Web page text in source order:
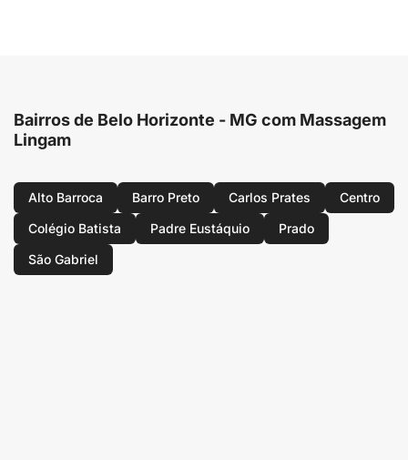
Bairros de Belo Horizonte - MG com Massagem
Lingam
Alto Barroca Barro Preto Carlos Prates
Centro
Colégio Batista
Padre Eustáquio
Prado
São Gabriel